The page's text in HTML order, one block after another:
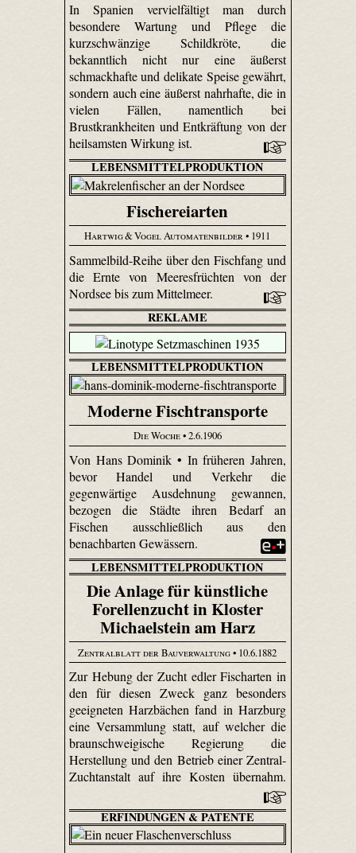
In Spanien vervielfältigt man durch
besondere Wartung und Pflege die
kurzschwänzige Schildkröte, die
bekanntlich nicht nur eine äußerst
schmackhafte und delikate Speise gewährt,
sondern auch eine äußerst nahrhafte, die in
vielen Fällen, namentlich bei
Brustkrankheiten und Entkräftung von der
heilsamsten Wirkung ist.
LEBENSMITTELPRODUKTION
Fischereiarten
Hartwig & Vogel Automatenbilder• 1911
Sammelbild-Reihe über den Fischfang und
die Ernte von Meeresfrüchten von der
Nordsee bis zum Mittelmeer.
REKLAME
LEBENSMITTELPRODUKTION
Moderne Fischtransporte
Die Woche• 2.6.1906
Von Hans Dominik • In früheren Jahren,
bevor Handel und Verkehr die
gegenwärtige Ausdehnung gewannen,
bezogen die Städte ihren Bedarf an
Fischen ausschließlich aus den
benachbarten Gewässern.
LEBENSMITTELPRODUKTION
Die Anlage für künstliche
Forellenzucht in Kloster
Michaelstein am Harz
Zentralblatt der Bauverwaltung• 10.6.1882
Zur Hebung der Zucht edler Fischarten in
den für diesen Zweck ganz besonders
geeigneten Harz­bächen fand in Harzburg
eine Versammlung statt, auf welcher die
braunschweigische Regierung die
Herstellung und den Betrieb einer Zentral-
Zuchtanstalt auf ihre Kosten übernahm.
ERFINDUNGEN & PATENTE